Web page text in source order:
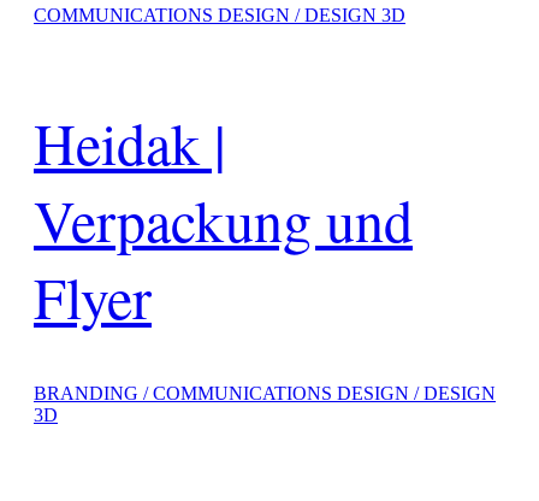
COMMUNICATIONS DESIGN / DESIGN 3D
Heidak |
Verpackung und
Flyer
BRANDING / COMMUNICATIONS DESIGN / DESIGN
3D